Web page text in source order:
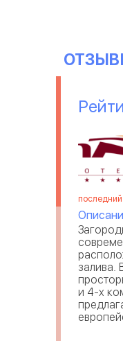
последний
залива.
и 4-х